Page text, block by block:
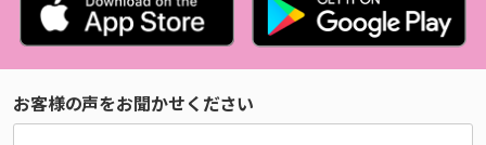
お客様の声をお聞かせください